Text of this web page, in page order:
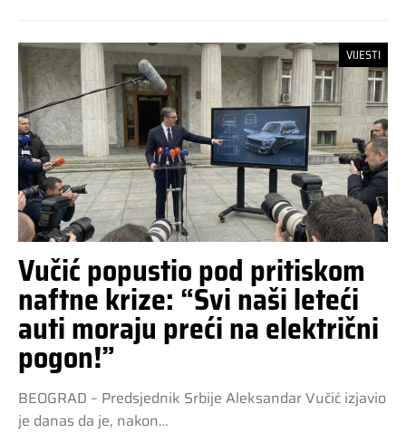
VIJESTI
Vučić popustio pod pritiskom
naftne krize: “Svi naši leteći
auti moraju preći na električni
pogon!”
BEOGRAD – Predsjednik Srbije Aleksandar Vučić izjavio
je danas da je, nakon…